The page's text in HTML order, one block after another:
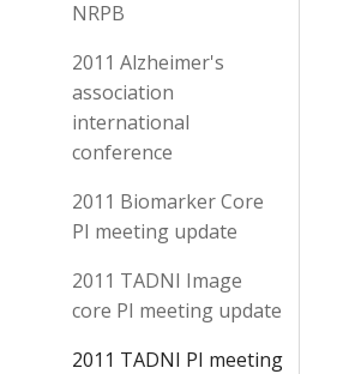
NRPB
2011 Alzheimer's
association
international
conference
2011 Biomarker Core
PI meeting update
2011 TADNI Image
core PI meeting update
2011 TADNI PI meeting